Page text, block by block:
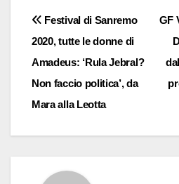
Navigazione
articoli
GF
Festival di Sanremo
2020, tutte le donne di
Amadeus: ‘Rula Jebral?
Non faccio politica’, da
Mara alla Leotta